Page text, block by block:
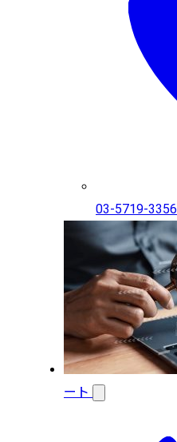
03-5719-3356
ート